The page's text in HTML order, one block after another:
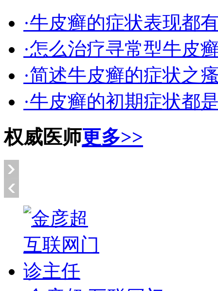
·牛皮癣的症状表现都
·怎么治疗寻常型牛皮
·简述牛皮癣的症状之
·牛皮癣的初期症状都
权威医师更多>>